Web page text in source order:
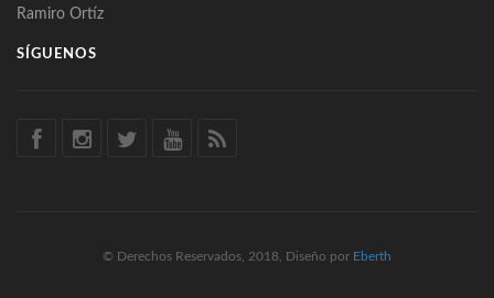
Ramiro Ortíz
SÍGUENOS
© Derechos Reservados, 2018, Diseño por Eberth